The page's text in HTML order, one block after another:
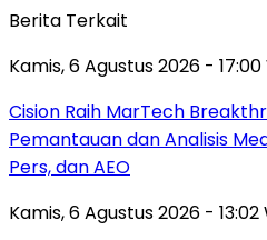
Berita Terkait
Kamis, 6 Agustus 2026 - 17:00
Cision Raih MarTech
Pemantauan dan Analisis
Pers, dan AEO
Kamis, 6 Agustus 2026 - 13:02